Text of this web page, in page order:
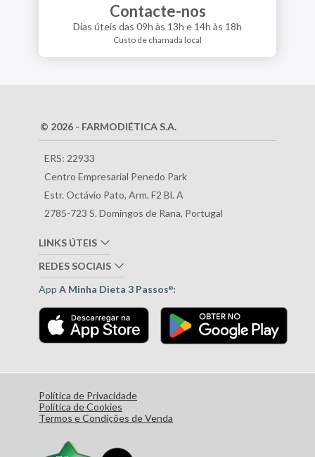
Contacte-nos
Dias úteis das 09h às 13h e 14h às 18h
Custo de chamada local
© 2026 - FARMODIÉTICA S.A.
ERS: 22933
Centro Empresarial Penedo Park
Estr. Octávio Pato, Arm. F2 Bl. A
2785-723 S. Domingos de Rana, Portugal
LINKS ÚTEIS
REDES SOCIAIS
App A Minha Dieta 3 Passos®:
Política de Privacidade
Política de Cookies
Termos e Condições de Venda